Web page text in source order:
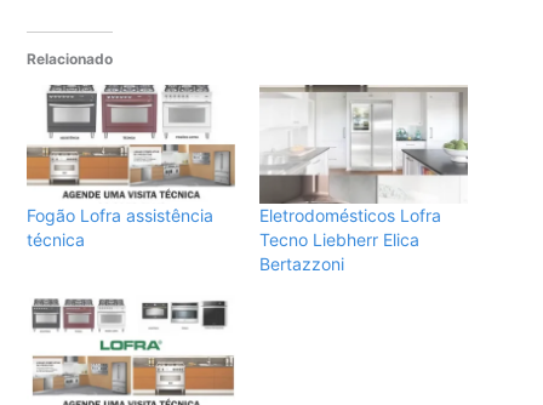
Relacionado
Fogão Lofra assistência
técnica
Eletrodomésticos Lofra
Tecno Liebherr Elica
Bertazzoni